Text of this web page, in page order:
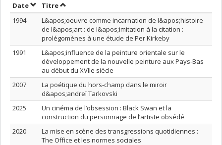
DateTrier par date en ordre croissant
TitreTrier par titre en ordre croissant
1994
L&apos;oeuvre comme incarnation de l&apos;histoire
de l&apos;art : de l&apos;imitation à la citation :
prolégomènes à une étude de Per Kirkeby
1991
L&apos;influence de la peinture orientale sur le
développement de la nouvelle peinture aux Pays-Bas
au début du XVIIe siècle
2007
La poétique du hors-champ dans le miroir
d&apos;andreï Tarkovski
2025
Un cinéma de l’obsession : Black Swan et la
construction du personnage de l’artiste obsédé
2020
La mise en scène des transgressions quotidiennes :
The Office et les normes sociales